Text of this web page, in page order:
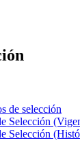
de selección
Selección
Selección